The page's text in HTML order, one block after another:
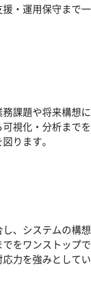
・運用保守まで一
課題や将来構想に
視化・分析までを
ります。
、システムの構想
をワンストップで
力を強みとしてい